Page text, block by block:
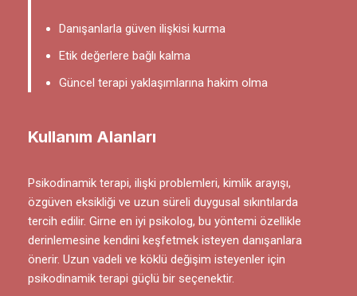
Danışanlarla güven ilişkisi kurma
Etik değerlere bağlı kalma
Güncel terapi yaklaşımlarına hakim olma
Kullanım Alanları
Psikodinamik terapi, ilişki problemleri, kimlik arayışı,
özgüven eksikliği ve uzun süreli duygusal sıkıntılarda
tercih edilir. Girne en iyi psikolog, bu yöntemi özellikle
derinlemesine kendini keşfetmek isteyen danışanlara
önerir. Uzun vadeli ve köklü değişim isteyenler için
psikodinamik terapi güçlü bir seçenektir.